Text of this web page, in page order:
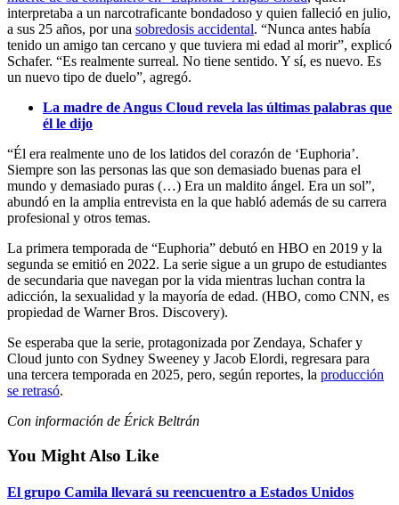
interpretaba a un narcotraficante bondadoso y quien falleció en julio,
a sus 25 años, por una sobredosis accidental. “Nunca antes había
tenido un amigo tan cercano y que tuviera mi edad al morir”, explicó
Schafer. “Es realmente surreal. No tiene sentido. Y sí, es nuevo. Es
un nuevo tipo de duelo”, agregó.
La madre de Angus Cloud revela las últimas palabras que
él le dijo
“Él era realmente uno de los latidos del corazón de ‘Euphoria’.
Siempre son las personas las que son demasiado buenas para el
mundo y demasiado puras (…) Era un maldito ángel. Era un sol”,
abundó en la amplia entrevista en la que habló además de su carrera
profesional y otros temas.
La primera temporada de “Euphoria” debutó en HBO en 2019 y la
segunda se emitió en 2022. La serie sigue a un grupo de estudiantes
de secundaria que navegan por la vida mientras luchan contra la
adicción, la sexualidad y la mayoría de edad. (HBO, como CNN, es
propiedad de Warner Bros. Discovery).
Se esperaba que la serie, protagonizada por Zendaya, Schafer y
Cloud junto con Sydney Sweeney y Jacob Elordi, regresara para
una tercera temporada en 2025, pero, según reportes, la producción
se retrasó.
Con información de Érick Beltrán
You Might Also Like
El grupo Camila llevará su reencuentro a Estados Unidos